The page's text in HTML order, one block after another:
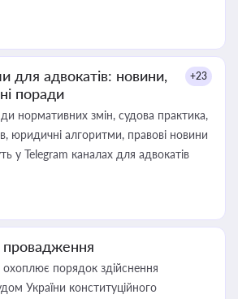
для адвокатів: новини,
поради
+23
нормативних змін, судова практика,
юридичні алгоритми, правові новини
у Telegram каналах для адвокатів
провадження
охоплює порядок здійснення
України конституційного